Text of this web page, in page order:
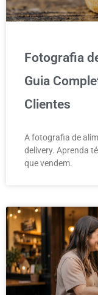
Fotografia
Guia
Clientes
A fotografia de
delivery. Aprenda
que vendem.